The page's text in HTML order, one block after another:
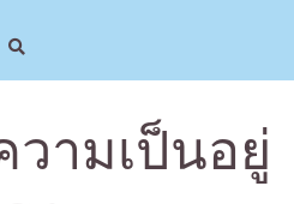
วามเป็นอยู่